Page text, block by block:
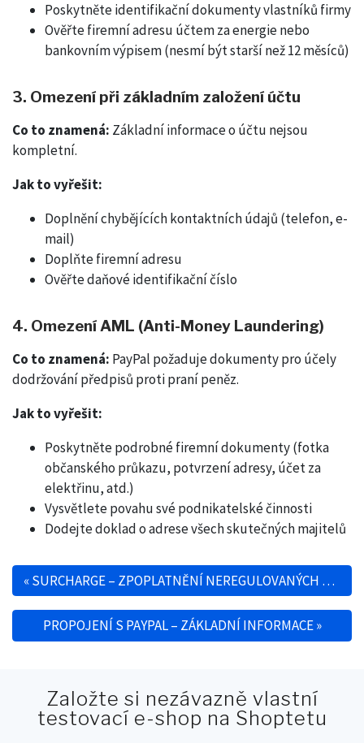
Poskytněte identifikační dokumenty vlastníků firmy
Ověřte firemní adresu účtem za energie nebo
bankovním výpisem (nesmí být starší než 12 měsíců)
3. Omezení při základním založení účtu
Co to znamená: Základní informace o účtu nejsou
kompletní.
Jak to vyřešit:
Doplnění chybějících kontaktních údajů (telefon, e-
mail)
Doplňte firemní adresu
Ověřte daňové identifikační číslo
4. Omezení AML (Anti-Money Laundering)
Co to znamená: PayPal požaduje dokumenty pro účely
dodržování předpisů proti praní peněz.
Jak to vyřešit:
Poskytněte podrobné firemní dokumenty (fotka
občanského průkazu, potvrzení adresy, účet za
elektřinu, atd.)
Vysvětlete povahu své podnikatelské činnosti
Dodejte doklad o adrese všech skutečných majitelů
Navigace pro příspěvek
«SURCHARGE – ZPOPLATNĚNÍ NEREGULOVANÝCH KARET
PROPOJENÍ S PAYPAL – ZÁKLADNÍ INFORMACE»
Založte si nezávazně vlastní
testovací e-shop na Shoptetu